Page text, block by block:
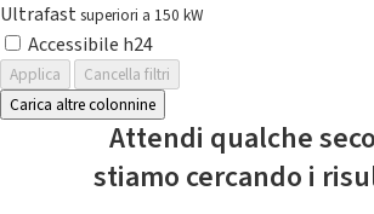
Ultrafast superiori a 150 kW
Accessibile h24
Applica
Cancella filtri
Carica altre colonnine
Attendi qualche
stiamo cercando i